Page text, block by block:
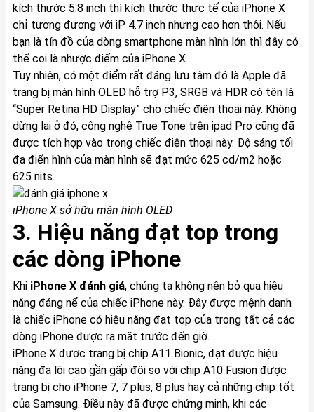
kích thước 5.8 inch thì kích thước thực tế củaiPhoneX
chỉ tương đương với iP 4.7 inch nhưng cao hơn thôi. Nếu
bạn là tín đồ của dòng smartphone màn hình lớn thì đây có
thể coi là nhược điểm củaiPhone X.
Tuy nhiên, có một điểm rất đáng lưu tâm đó là Apple đã
trang bị màn hình OLED hỗ trợ P3, SRGB và HDR có tên là
“Super Retina HD Display” cho chiếc điện thoại này. Không
dừng lại ở đó, công nghệ True Tone trên ipad Pro cũng đã
được tích hợp vào trong chiếc điện thoại này. Độ sáng tối
đa điển hình của màn hình sẽ đạt mức 625 cd/m2 hoặc
625 nits.
iPhone Xsở hữu màn hình OLED
3. Hiệu năng đạt top trong
các dòng iPhone
Khi iPhone Xđánh giá, chúng ta không nên bỏ qua hiệu
năng đáng nể của chiếc iPhone này. Đây được mệnh danh
là chiếc iPhone có hiệu năng đạt top của trong tất cả các
dòng iPhone được ra mắt trước đến giờ.
iPhone Xđược trang bị chip A11 Bionic, đạt được hiệu
năng đa lõi cao gần gấp đôi so với chip A10 Fusion được
trang bị cho iPhone 7, 7 plus, 8 plus hay cả những chip tốt
của Samsung. Điều này đã được chứng minh, khi các